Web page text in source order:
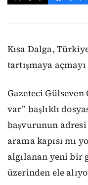
Kısa Dalga,
tartışmaya
Gazeteci Gülseven
var” başlıklı
başvurunun
arama kapısı mı
algılanan yeni bir
üzerinden ele